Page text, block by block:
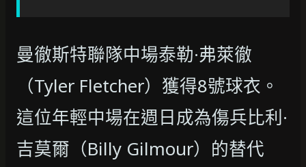
曼徹斯特聯隊中場泰勒·弗萊徹
（Tyler Fletcher）獲得8號球衣。
這位年輕中場在週日成為傷兵比利·
吉莫爾（Billy Gilmour）的替代